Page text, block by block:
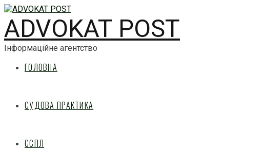
ADVOKAT POST
Інформаційне агентство
ГОЛОВНА
СУДОВА ПРАКТИКА
ЄСПЛ